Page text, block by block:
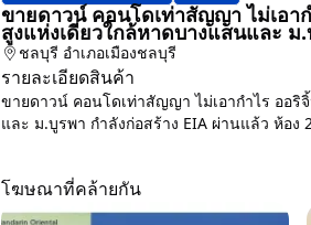
ขายดาวน์ คอนโดเท่าสัญญา ไม่เอา
สูงแห่งเดียวใกล้หาดบางแสนและ ม
ชลบุรี อำเภอเมืองชลบุรี
รายละเอียดสินค้า
ขายดาวน์ คอนโดเท่าสัญญา ไม่เอากำไร ออ
และ ม.บูรพา กำลังก่อสร้าง EIA ผ่านแล้ว ห้อง
โฆษณาที่คล้ายกัน